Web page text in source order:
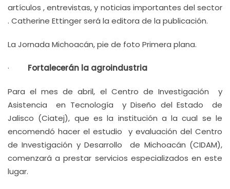
artículos , entrevistas, y noticias importantes del sector
. Catherine Ettinger será la editora de la publicación.
La Jornada Michoacán, pie de foto Primera plana.
· Fortalecerán la agroindustria
Para el mes de abril, el Centro de Investigación y
Asistencia en Tecnología y Diseño del Estado de
Jalisco (Ciatej), que es la institución a la cual se le
encomendó hacer el estudio y evaluación del Centro
de Investigación y Desarrollo de Michoacán (CIDAM),
comenzará a prestar servicios especializados en este
lugar.